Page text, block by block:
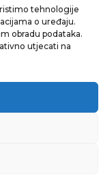
tehnologije
o uređaju.
obradu podataka.
utjecati na
pridržana.